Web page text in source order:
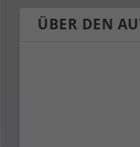
ÜBER DEN